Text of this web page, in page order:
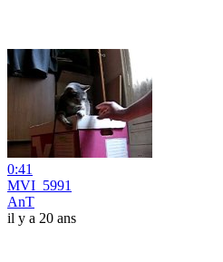
0:41
MVI_5991
AnT
il y a 20 ans